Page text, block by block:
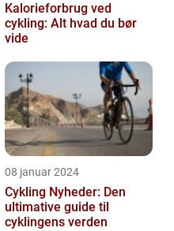
Kalorieforbrug ved
cykling: Alt hvad du bør
vide
08 januar 2024
Cykling Nyheder: Den
ultimative guide til
cyklingens verden